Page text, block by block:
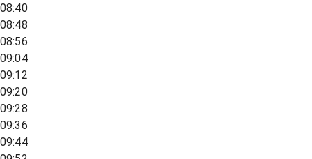
08:40
08:48
08:56
09:04
09:12
09:20
09:28
09:36
09:44